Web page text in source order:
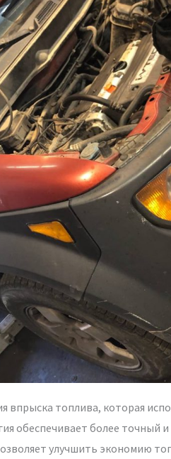
впрыска топлива, которая
обеспечивает более
улучшить экономию